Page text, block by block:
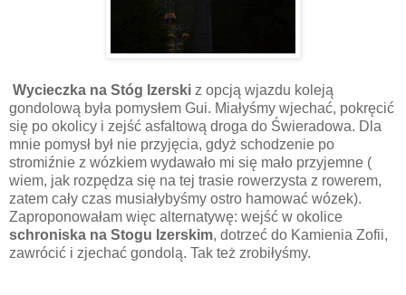
Wycieczka na Stóg Izerski z opcją wjazdu koleją
gondolową była pomysłem Gui. Miałyśmy wjechać, pokręcić
się po okolicy i zejść asfaltową droga do Świeradowa. Dla
mnie pomysł był nie przyjęcia, gdyż schodzenie po
stromiźnie z wózkiem wydawało mi się mało przyjemne (
wiem, jak rozpędza się na tej trasie rowerzysta z rowerem,
zatem cały czas musiałybyśmy ostro hamować wózek).
Zaproponowałam więc alternatywę: wejść w okolice
schroniska na Stogu Izerskim, dotrzeć do Kamienia Zofii,
zawrócić i zjechać gondolą. Tak też zrobiłyśmy.